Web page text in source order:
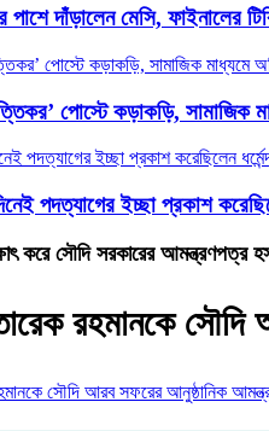
পাশে দাঁড়ালেন মেসি, ফাইনালের
পোস্টে কড়াকড়ি, সামাজিক
পদত্যাগের ইচ্ছা প্রকাশ
করে সৌদি সরকারের আমন্ত্রণপত্র
তারেক রহমানকে